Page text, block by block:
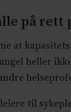
på rett
at
heller
til